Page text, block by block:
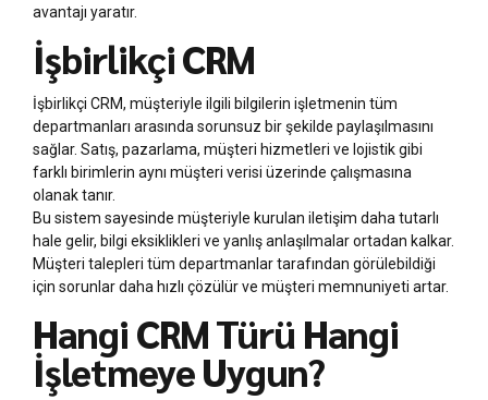
avantajı yaratır.
İşbirlikçi CRM
İşbirlikçi CRM, müşteriyle ilgili bilgilerin işletmenin tüm
departmanları arasında sorunsuz bir şekilde paylaşılmasını
sağlar. Satış, pazarlama, müşteri hizmetleri ve lojistik gibi
farklı birimlerin aynı müşteri verisi üzerinde çalışmasına
olanak tanır.
Bu sistem sayesinde müşteriyle kurulan iletişim daha tutarlı
hale gelir, bilgi eksiklikleri ve yanlış anlaşılmalar ortadan kalkar.
Müşteri talepleri tüm departmanlar tarafından görülebildiği
için sorunlar daha hızlı çözülür ve müşteri memnuniyeti artar.
Hangi CRM Türü Hangi
İşletmeye Uygun?